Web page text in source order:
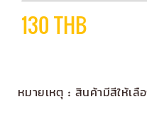
130 THB
หมายเหตุ : สินค้ามีสีให้เลื